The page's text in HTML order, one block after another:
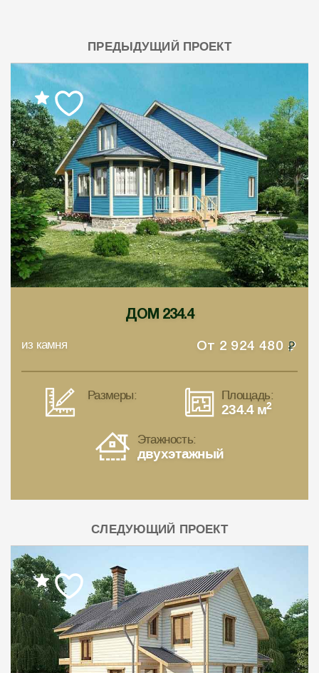
ПРЕДЫДУЩИЙ ПРОЕКТ
ДОМ 234.4
из камня От 2 924 480
Размеры: Площадь:
234.4 м2
Этажность:
двухэтажный
СЛЕДУЮЩИЙ ПРОЕКТ